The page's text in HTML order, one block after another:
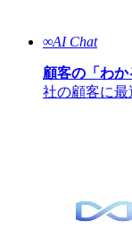
∞AI Chat
顧客の「わ
社の顧客に